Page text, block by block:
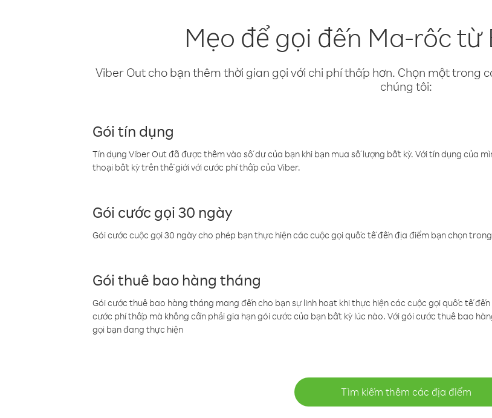
Mẹo để gọi đến Ma-rốc từ
Viber Out cho bạn thêm thời gian gọi với chi phí thấp hơn. Chọn một trong
chúng tôi:
Gói tín dụng
Tín dụng Viber Out đã được thêm vào số dư của bạn khi bạn mua số lượng bất kỳ. Với tín dụng của
thoại bất kỳ trên thế giới với cước phí thấp của Viber.
Gói cước gọi 30 ngày
Gói cước cuộc gọi 30 ngày cho phép bạn thực hiện các cuộc gọi quốc tế đến địa điểm bạn chọn
Gói thuê bao hàng tháng
Gói cước thuê bao hàng tháng mang đến cho bạn sự linh hoạt khi thực hiện các cuộc gọi quốc tế
cước phí thấp mà không cần phải gia hạn gói cước của bạn bất kỳ lúc nào. Với gói cước thuê bao
gọi bạn đang thực hiện
Tìm kiếm thêm các địa điểm